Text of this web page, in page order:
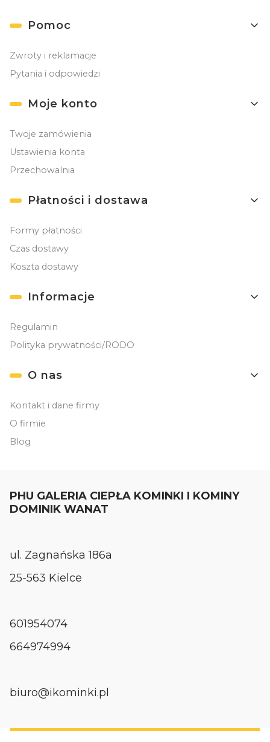
Linki w stopce
Pomoc
Zwroty i reklamacje
Pytania i odpowiedzi
Moje konto
Twoje zamówienia
Ustawienia konta
Przechowalnia
Płatności i dostawa
Formy płatności
Czas dostawy
Koszta dostawy
Informacje
Regulamin
Polityka prywatności/RODO
O nas
Kontakt i dane firmy
O firmie
Blog
PHU GALERIA CIEPŁA KOMINKI I KOMINY
DOMINIK WANAT
ul. Zagnańska 186a
25-563 Kielce
601954074
664974994
biuro@ikominki.pl